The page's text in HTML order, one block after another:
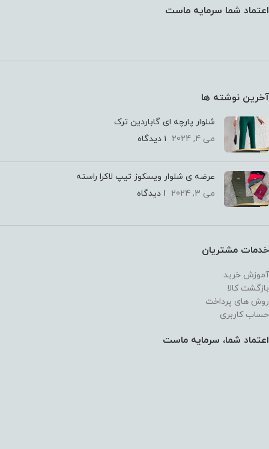
اعتماد شما سرمایه ماست
آخرین نوشته ها
شلوار پارچه ای گاباردین ترک
می 4, 2024
۱ دیدگاه
عرضه ی شلوار ویسکوز تیپ لاکرا راسته
می 3, 2024
۱ دیدگاه
خدمات مشتریان
آموزش خرید
بازگشت کالا
روش های پرداخت
حساب کاربری
اعتماد شما، سرمایه ماست